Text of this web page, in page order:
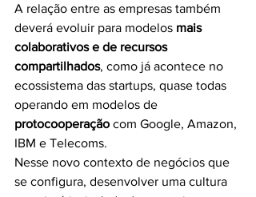
A relação entre as empresas também
deverá evoluir para modelos mais
colaborativos e de recursos
compartilhados, como já acontece no
ecossistema das startups, quase todas
operando em modelos de
protocooperação com Google, Amazon,
IBM e Telecoms.
Nesse novo contexto de negócios que
se configura, desenvolver uma cultura